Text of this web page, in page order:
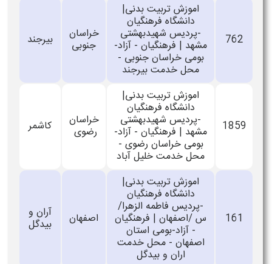
762
اموزش تربیت بدنی|
دانشگاه فرهنگیان
-پردیس شهیدبهشتی
مشهد | فرهنگیان - آزاد-
بومی خراسان جنوبی -
محل خدمت بیرجند
خراسان
جنوبی بیرجند
1859
اموزش تربیت بدنی|
دانشگاه فرهنگیان
-پردیس شهیدبهشتی
مشهد | فرهنگیان - آزاد-
بومی خراسان رضوی -
محل خدمت خلیل آباد
خراسان
رضوی كاشمر
161
اموزش تربیت بدنی|
دانشگاه فرهنگیان
-پردیس فاطمه الزهرا/
س /اصفهان | فرهنگیان
- آزاد-بومی استان
اصفهان - محل خدمت
اران و بیدگل
اصفهان آران و
بیدگل